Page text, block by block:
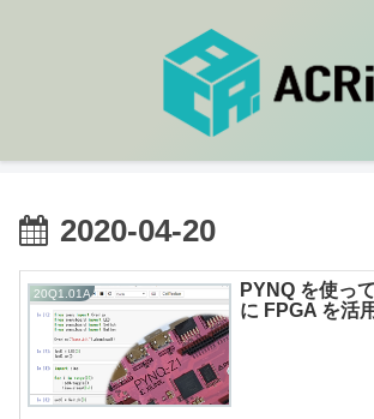
2020-04-20
20Q1.01A
PYNQ を使っ
に FPGA を活